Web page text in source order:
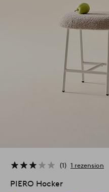
1 1 rezension
PIERO Hocker